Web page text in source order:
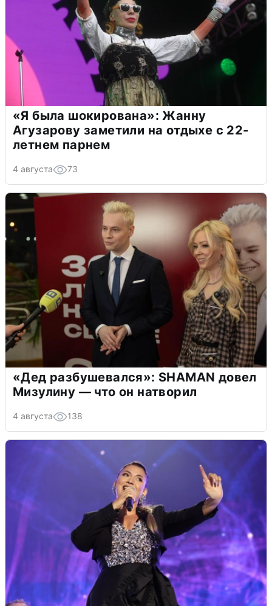
«Я была шокирована»: Жанну
Агузарову заметили на отдыхе с 22-
летнем парнем
4 августа 73
«Дед разбушевался»: SHAMAN довел
Мизулину — что он натворил
4 августа 138